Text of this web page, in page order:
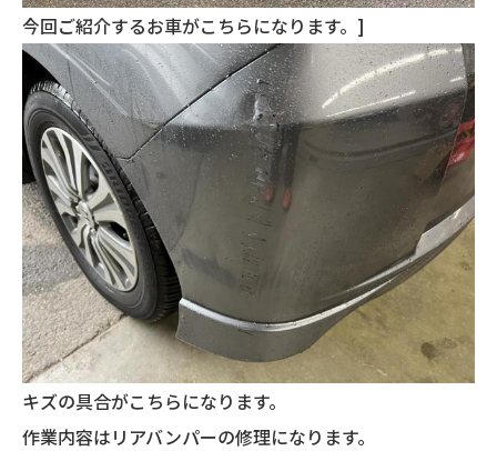
今回ご紹介するお車がこちらになります。]
キズの具合がこちらになります。
作業内容はリアバンパーの修理になります。